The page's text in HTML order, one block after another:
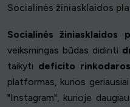
Socialinės žiniasklaidos
Socialinės žiniasklaidos
veiksmingas būdas didinti
taikyti deficito
platformas, kurios
"Instagram", kurioje